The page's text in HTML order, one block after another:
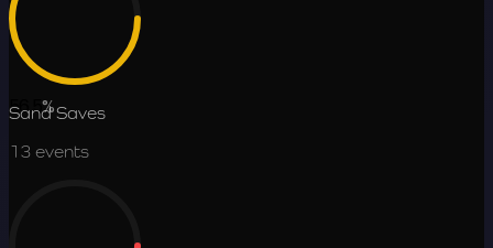
56.5%
Sand Saves
13 events